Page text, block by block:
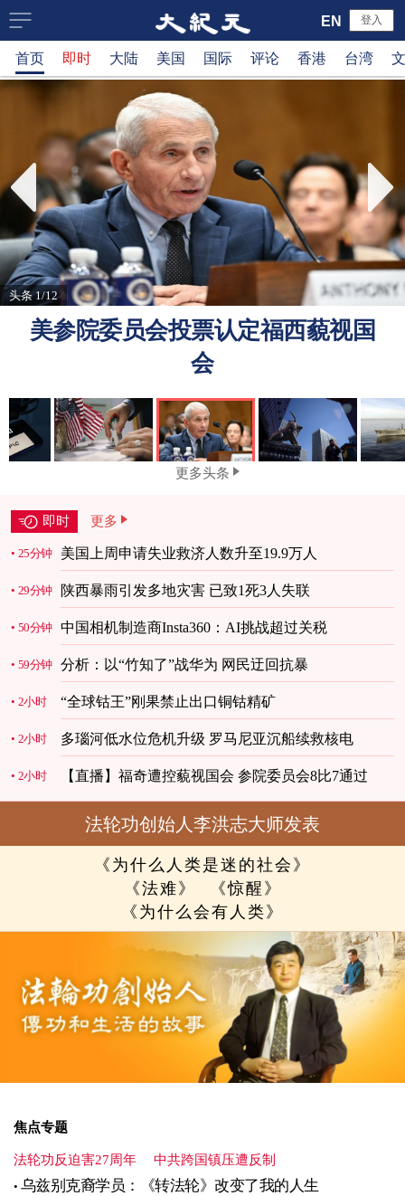
大
纪
新
闻
网
登入
EN
首页 即时 大陆 美国 国际 评论 香港 台湾
头条 1/12
美参院委员会投票认定福西藐视国
会
更多头条
即时 更多
25分钟 美国上周申请失业救济人数升至19.9万人
29分钟 陕西暴雨引发多地灾害 已致1死3人失联
50分钟 中国相机制造商Insta360：AI挑战超过关税
59分钟 分析：以“竹知了”战华为 网民迂回抗暴
2小时 “全球钴王”刚果禁止出口铜钴精矿
2小时 多瑙河低水位危机升级 罗马尼亚沉船续救核电
2小时 【直播】福奇遭控藐视国会 参院委员会8比7通过
法轮功创始人李洪志大师发表
《为什么人类是迷的社会》
《法难》
《惊醒》
《为什么会有人类》
焦点专题
法轮功反迫害27周年 中共跨国镇压遭反制
乌兹别克裔学员：《转法轮》改变了我的人生